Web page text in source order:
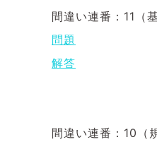
間違い連番：11
問題
解答
間違い連番：10